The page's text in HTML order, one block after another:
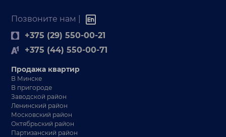
Позвоните нам |
+375 (29) 550-00-21
+375 (44) 550-00-71
Продажа квартир
В Минске
В пригороде
Заводской район
Ленинский район
Московский район
Октябрьский район
Партизанский район